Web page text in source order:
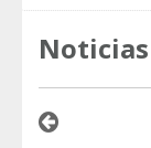
Noticias